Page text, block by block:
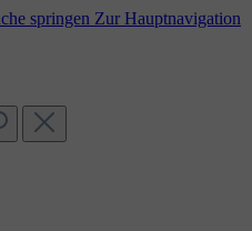
springen Zur Hauptnavigation